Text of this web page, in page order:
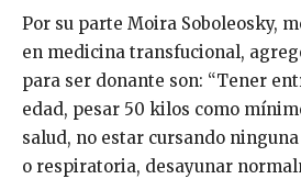
Por su parte Moira Soboleosky,
en medicina transfucional,
para ser donante son: “Tener
edad, pesar 50 kilos como
salud, no estar cursando
o respiratoria, desayunar